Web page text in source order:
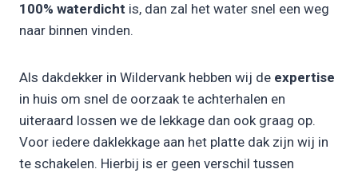
100% waterdicht is, dan zal het water snel een weg
naar binnen vinden.
Als dakdekker in Wildervank hebben wij de expertise
in huis om snel de oorzaak te achterhalen en
uiteraard lossen we de lekkage dan ook graag op.
Voor iedere daklekkage aan het platte dak zijn wij in
te schakelen. Hierbij is er geen verschil tussen